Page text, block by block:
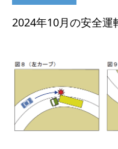
2024年10月の安全